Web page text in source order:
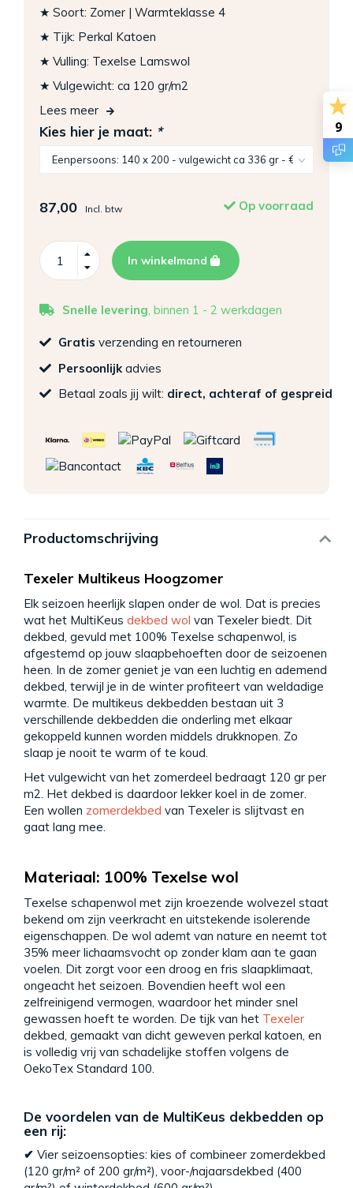
★ Soort: Zomer | Warmteklasse 4
★ Tijk: Perkal Katoen
★ Vulling: Texelse Lamswol
★ Vulgewicht: ca 120 gr/m2
Lees meer
Kies hier je maat: *
87,00 Incl. btw Op voorraad
In winkelmand
Snelle levering, binnen 1 - 2 werkdagen
Gratis verzending en retourneren
Persoonlijk advies
Betaal zoals jij wilt: direct, achteraf of gespreid
Productomschrijving
Texeler Multikeus Hoogzomer
Elk seizoen heerlijk slapen onder de wol. Dat is precies
wat het MultiKeus dekbed wol van Texeler biedt. Dit
dekbed, gevuld met 100% Texelse schapenwol, is
afgestemd op jouw slaapbehoeften door de seizoenen
heen. In de zomer geniet je van een luchtig en ademend
dekbed, terwijl je in de winter profiteert van weldadige
warmte. De multikeus dekbedden bestaan uit 3
verschillende dekbedden die onderling met elkaar
gekoppeld kunnen worden middels drukknopen. Zo
slaap je nooit te warm of te koud.
Het vulgewicht van het zomerdeel bedraagt 120 gr per
m2. Het dekbed is daardoor lekker koel in de zomer.
Een wollen zomerdekbed van Texeler is slijtvast en
gaat lang mee.
Materiaal: 100% Texelse wol
Texelse schapenwol met zijn kroezende wolvezel staat
bekend om zijn veerkracht en uitstekende isolerende
eigenschappen. De wol ademt van nature en neemt tot
35% meer lichaamsvocht op zonder klam aan te gaan
voelen. Dit zorgt voor een droog en fris slaapklimaat,
ongeacht het seizoen. Bovendien heeft wol een
zelfreinigend vermogen, waardoor het minder snel
gewassen hoeft te worden. De tijk van het Texeler
dekbed, gemaakt van dicht geweven perkal katoen, en
is volledig vrij van schadelijke stoffen volgens de
OekoTex Standard 100.
De voordelen van de MultiKeus dekbedden op
een rij:
✔ Vier seizoensopties: kies of combineer zomerdekbed
(120 gr/m² of 200 gr/m²), voor-/najaarsdekbed (400
9